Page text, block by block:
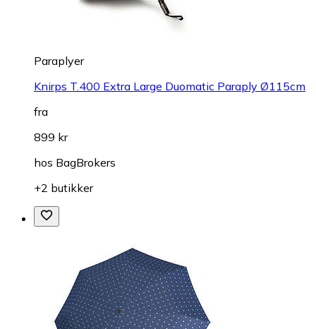
Paraplyer
Knirps T.400 Extra Large Duomatic Paraply Ø115cm
fra
899 kr
hos BagBrokers
+2 butikker